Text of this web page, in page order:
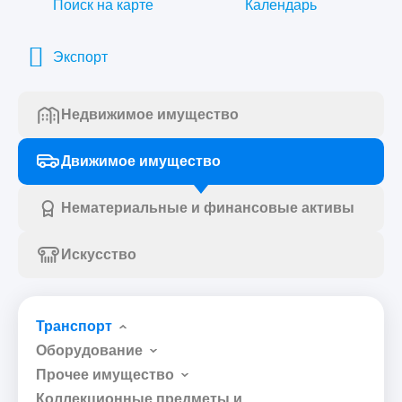
Поиск на карте Календарь
Экспорт
Недвижимое имущество
Движимое имущество
Нематериальные и финансовые активы
Искусство
Транспорт
Оборудование
Прочее имущество
Коллекционные предметы и